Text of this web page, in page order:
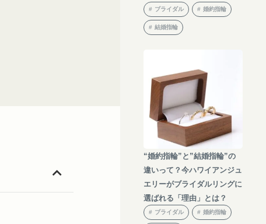
ブライダル 婚約指輪
結婚指輪
“婚約指輪”と”結婚指輪”の
違いって？今ハワイアンジュ
エリーがブライダルリングに
選ばれる「理由」とは？
ブライダル 婚約指輪